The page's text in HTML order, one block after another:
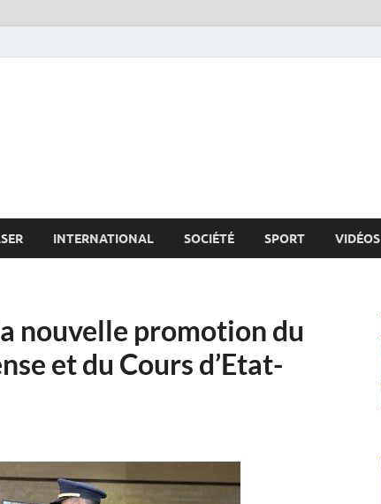
INTERNATIONAL SOCIÉTÉ SPORT VIDÉOS
nouvelle promotion du
et du Cours d’Etat-